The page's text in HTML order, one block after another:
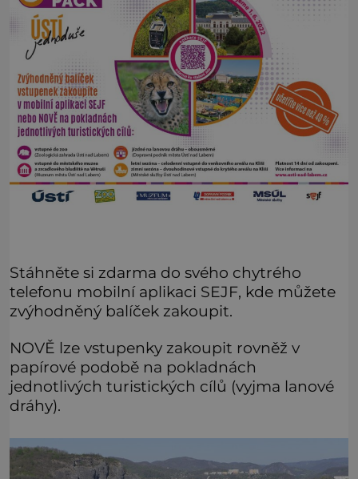
Stáhněte si zdarma do svého chytrého
telefonu mobilní aplikaci SEJF, kde můžete
zvýhodněný balíček zakoupit.
NOVĚ lze vstupenky zakoupit rovněž v
papírové podobě na pokladnách
jednotlivých turistických cílů (vyjma lanové
dráhy).